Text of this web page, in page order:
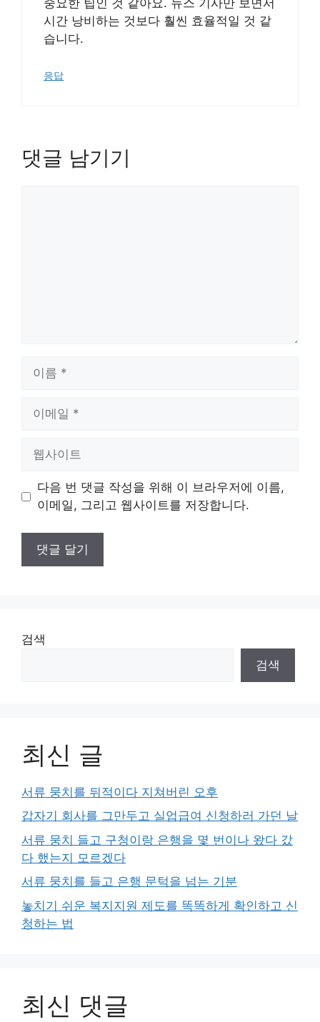
중요한 팁인 것 같아요. 뉴스 기사만 보면서
시간 낭비하는 것보다 훨씬 효율적일 것 같
습니다.
응답
댓글 남기기
트
다음 번 댓글 작성을 위해 이 브라우저에 이름,
이메일, 그리고 웹사이트를 저장합니다.
검색
검색
최신 글
서류 뭉치를 뒤적이다 지쳐버린 오후
갑자기 회사를 그만두고 실업급여 신청하러 가던 날
서류 뭉치 들고 구청이랑 은행을 몇 번이나 왔다 갔
다 했는지 모르겠다
서류 뭉치를 들고 은행 문턱을 넘는 기분
놓치기 쉬운 복지지원 제도를 똑똑하게 확인하고 신
청하는 법
최신 댓글